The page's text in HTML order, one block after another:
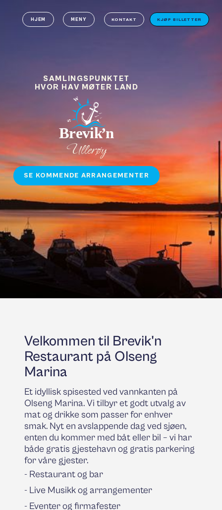
HJEM MENY KONTAKT KJØP BILLETTER
SAMLINGSPUNKTET
HVOR HAV MØTER LAND
Ullerøy
SE KOMMENDE ARRANGEMENTER
Velkommen til Brevik'n
Restaurant på Olseng
Marina
Et idyllisk spisested ved vannkanten på
Olseng Marina. Vi tilbyr et godt utvalg av
mat og drikke som passer for enhver
smak. Nyt en avslappende dag ved sjøen,
enten du kommer med båt eller bil – vi har
både gratis gjestehavn og gratis parkering
for våre gjester.
- Restaurant og bar
- Live Musikk og arrangementer
- Eventer og firmafester